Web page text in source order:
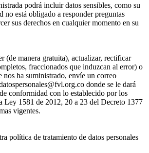
podrá incluir datos sensibles, como su
no está obligado a responder preguntas
sus derechos en cualquier momento en su
(de manera gratuita), actualizar, rectificar
fraccionados que induzcan al error) o
nos ha suministrado, envíe un correo
donde se le dará
conformidad con lo establecido por los
Ley 1581 de 2012, 20 a 23 del Decreto 1377
vigentes.
política de tratamiento de datos personales